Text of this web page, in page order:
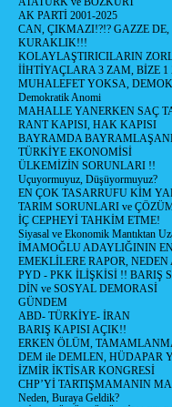
AK PARTİ 2001-2025
CAN, ÇIKMAZI!?!? GAZZE
KURAKLIK!!!
KOLAYLAŞTIRICILARIN
İİHTİYAÇLARA 3 ZAM, BİZE
MUHALEFET YOKSA,
Demokratik Anomi
MAHALLE YANERKEN SAÇ
RANT KAPISI, HAK KAPISI
BAYRAMDA
TÜRKİYE EKONOMİSİ
ÜLKEMİZİN SORUNLARI !!
Uçuyormuyuz, Düşüyormuyuz?
EN ÇOK TASARRUFU KİM
TARIM SORUNLARI ve
İÇ CEPHEYİ TAHKİM ETME!
Siyasal ve Ekonomik Mantıktan
İMAMOĞLU ADAYLIĞININ
EMEKLİLERE RAPOR,
PYD - PKK İLİŞKİSİ !! BARIŞ
DİN ve SOSYAL DEMORASİ
GÜNDEM
ABD- TÜRKİYE- İRAN
BARIŞ KAPISI AÇIK!!
ERKEN ÖLÜM,
DEM ile DEMLEN, HÜDAPAR
İZMİR İKTİSAR KONGRESİ
CHP’Yİ TARTIŞMAMANIN
Neden, Buraya Geldik?